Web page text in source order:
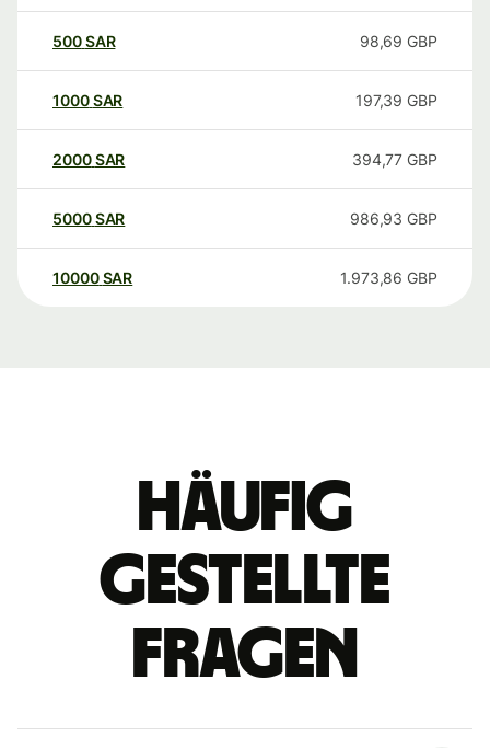
500SAR 98,69 GBP
1000SAR 197,39 GBP
2000SAR 394,77 GBP
5000SAR 986,93 GBP
10000 SAR 1.973,86 GBP
Häufig
gestellte
Fragen